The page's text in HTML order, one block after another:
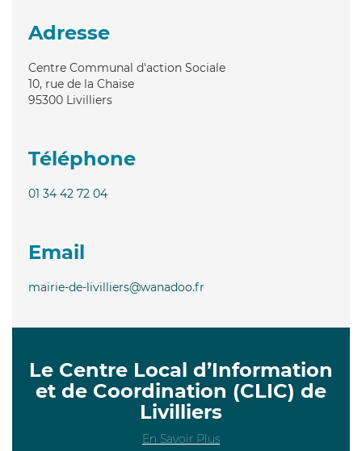
Adresse
Centre Communal d'action Sociale
10, rue de la Chaise
95300 Livilliers
Téléphone
01 34 42 72 04
Email
mairie-de-livilliers@wanadoo.fr
Le Centre Local d’Information
et de Coordination (CLIC) de
Livilliers
En Savoir Plus